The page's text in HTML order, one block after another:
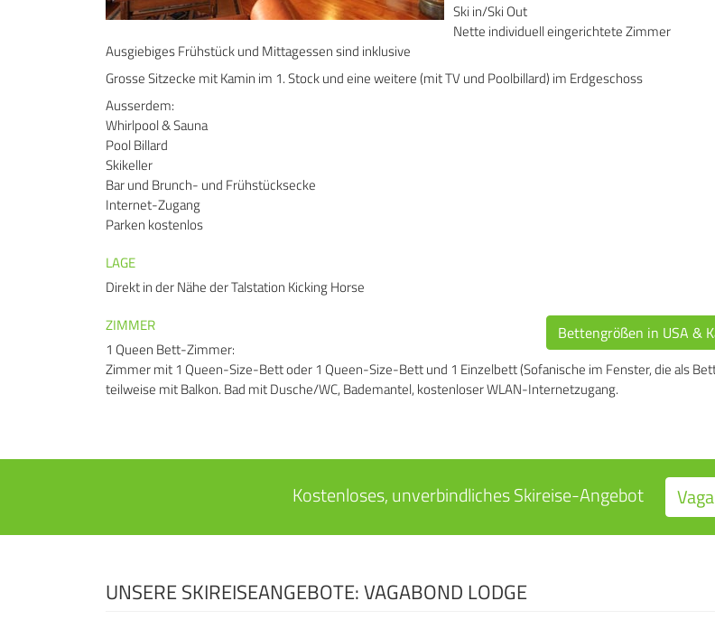
Ski in/Ski Out
Nette individuell eingerichtete Zimmer
Ausgiebiges Frühstück und Mittagessen sind inklusive
Grosse Sitzecke mit Kamin im 1. Stock und eine weitere (mit TV und Poolbillard) im Erdgeschoss
Ausserdem:
Whirlpool & Sauna
Pool Billard
Skikeller
Bar und Brunch- und Frühstücksecke
Internet-Zugang
Parken kostenlos
LAGE
Direkt in der Nähe der Talstation Kicking Horse
ZIMMER
Bettengrößen in USA &
1 Queen Bett-Zimmer:
Zimmer mit 1 Queen-Size-Bett oder 1 Queen-Size-Bett und 1 Einzelbett (Sofanische im Fenster, die als
teilweise mit Balkon. Bad mit Dusche/WC, Bademantel, kostenloser WLAN-Internetzugang.
Kostenloses, unverbindliches Skireise-Angebot
UNSERE SKIREISEANGEBOTE: VAGABOND LODGE